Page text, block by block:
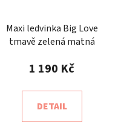
Maxi ledvinka Big Love
tmavě zelená matná
1 190 Kč
DETAIL